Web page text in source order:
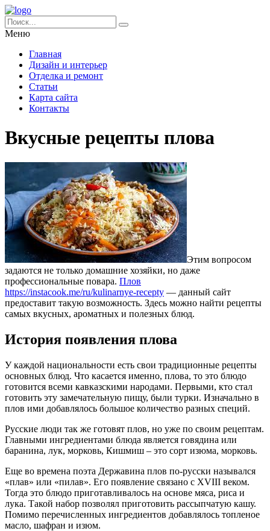
Меню
Главная
Дизайн и интерьер
Отделка и ремонт
Статьи
Карта сайта
Контакты
Вкусные рецепты плова
Этим вопросом
задаются не только домашние хозяйки, но даже
профессиональные повара. Плов
https://instacook.me/ru/kulinarnye-recepty — данный сайт
предоставит такую возможность. Здесь можно найти рецепты
самых вкусных, ароматных и полезных блюд.
История появления плова
У каждой национальности есть свои традиционные рецепты
основных блюд. Что касается именно, плова, то это блюдо
готовится всеми кавказскими народами. Первыми, кто стал
готовить эту замечательную пищу, были турки. Изначально в
плов ими добавлялось большое количество разных специй.
Русские люди так же готовят плов, но уже по своим рецептам.
Главными ингредиентами блюда является говядина или
баранина, лук, морковь, Кишмиш – это сорт изюма, морковь.
Еще во времена поэта Державина плов по-русски назывался
«плав» или «пилав». Его появление связано с XVIII веком.
Тогда это блюдо приготавливалось на основе мяса, риса и
лука. Такой набор позволял приготовить рассыпчатую кашу.
Помимо перечисленных ингредиентов добавлялось топленое
масло, шафран и изюм.